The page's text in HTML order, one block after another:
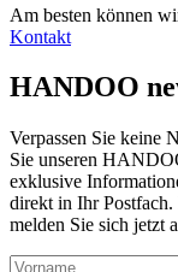
Am besten können
Kontakt
HANDOO
Verpassen Sie keine
Sie unseren
exklusive
direkt in Ihr
melden Sie sich jetzt